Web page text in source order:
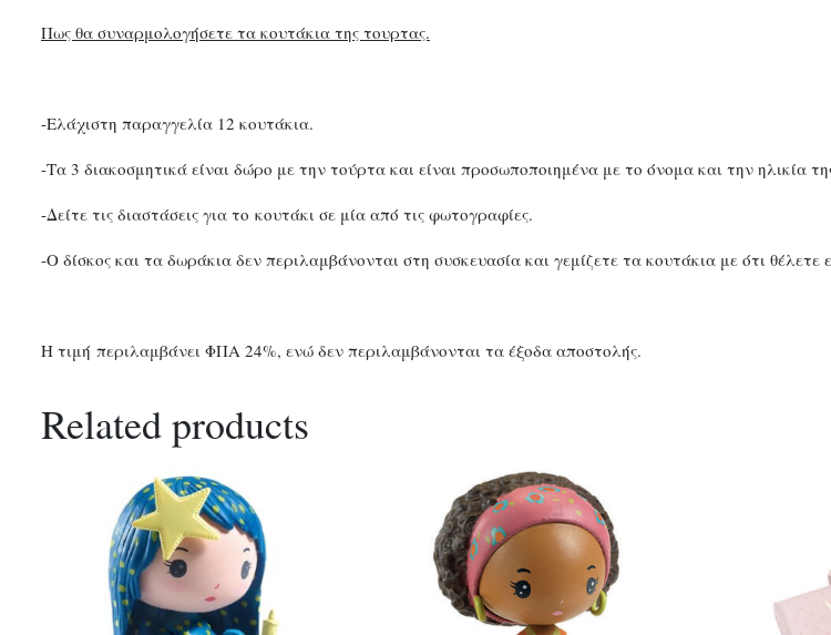
Πως θα συναρμολογήσετε τα κουτάκια της τουρτας.
-Ελάχιστη παραγγελία 12 κουτάκια.
-Τα 3 διακοσμητικά είναι δώρο με την τούρτα και είναι προσωποποιημένα με το όνομα και την ηλικία
-Δείτε τις διαστάσεις για το κουτάκι σε μία από τις φωτογραφίες.
-Ο δίσκος και τα δωράκια δεν περιλαμβάνονται στη συσκευασία και γεμίζετε τα κουτάκια με ότι θέλετε
Η τιμή περιλαμβάνει ΦΠΑ 24%, ενώ δεν περιλαμβάνονται τα έξοδα αποστολής.
Related products